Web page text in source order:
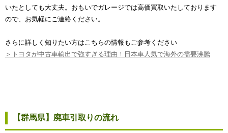
いたとしても大丈夫。おもいでガレージでは高価買取いたしております
ので、お気軽にご連絡ください。
さらに詳しく知りたい方はこちらの情報もご参考ください
＞トヨタが中古車輸出で強すぎる理由！日本車人気で海外の需要沸騰
【群馬県】廃車引取りの流れ